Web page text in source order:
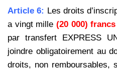
Article 6: Les droits
a vingt mille (20 000) francs
par transfert EXPRESS
joindre obligatoirement au
droits, non remboursables,